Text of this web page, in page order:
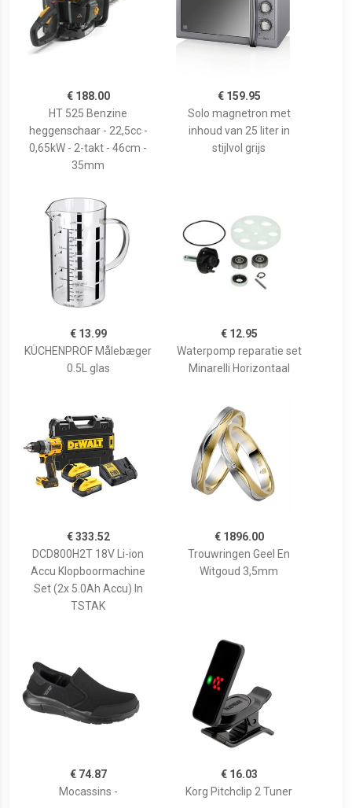
€ 188.00
HT 525 Benzine
heggenschaar - 22,5cc -
0,65kW - 2-takt - 46cm -
35mm
€ 159.95
Solo magnetron met
inhoud van 25 liter in
stijlvol grijs
€ 13.99
KÜCHENPROF Målebæger
0.5L glas
€ 12.95
Waterpomp reparatie set
Minarelli Horizontaal
€ 333.52
DCD800H2T 18V Li-ion
Accu Klopboormachine
Set (2x 5.0Ah Accu) In
TSTAK
€ 1896.00
Trouwringen Geel En
Witgoud 3,5mm
€ 74.87
Mocassins -
€ 16.03
Korg Pitchclip 2 Tuner